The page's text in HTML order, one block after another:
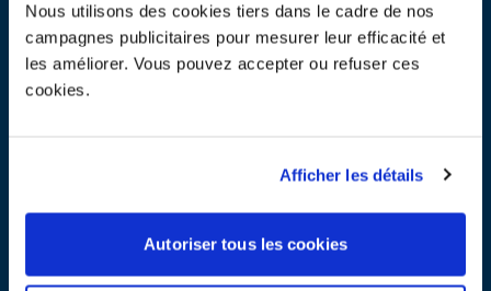
Nous utilisons des cookies tiers dans le cadre de nos
campagnes publicitaires pour mesurer leur efficacité et
les améliorer. Vous pouvez accepter ou refuser ces
cookies.
Afficher les détails
Autoriser tous les cookies
en faire don à une association si votre équipement est
fonctionnel ou réparable
les déposer en déchetterie
les fairereprendre à la livraison
, nous remettent ensuite les appareils collectés afin
ressources naturelles
La fabrication d’appareils électriques neufs est émettrice de